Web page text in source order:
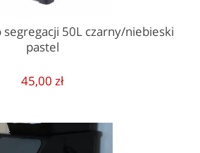
segregacji 50L czarny/niebieski
pastel
45,00 zł